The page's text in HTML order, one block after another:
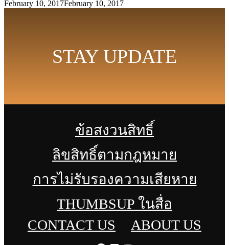
February 10, 2017February 10, 2017
STAY UPDATE
ข้อสงวนสิทธิ์
ลิขสิทธิ์ตามกฎหมาย
การไม่รับรองความเสียหาย
THUMBSUP ในสื่อ
CONTACT US
ABOUT US